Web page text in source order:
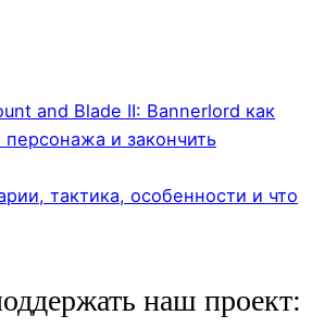
and Blade II: Bannerlord как
персонажа и закончить
тактика, особенности и что
наш проект: